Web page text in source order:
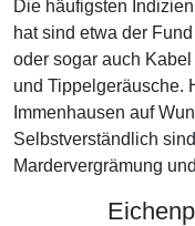
Die häufigsten
hat sind etwa der
oder sogar auch
und Tippelgeräusche.
Immenhausen auf
Selbstverständlich
Mardervergrämung